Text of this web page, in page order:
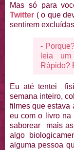
Mas só para
Twitter ( o que
sentirem
-
leia
Rápido?
Eu até tentei
semana inteiro,
filmes que estava
eu com o livro na
saborear mais
algo
alguma pessoa